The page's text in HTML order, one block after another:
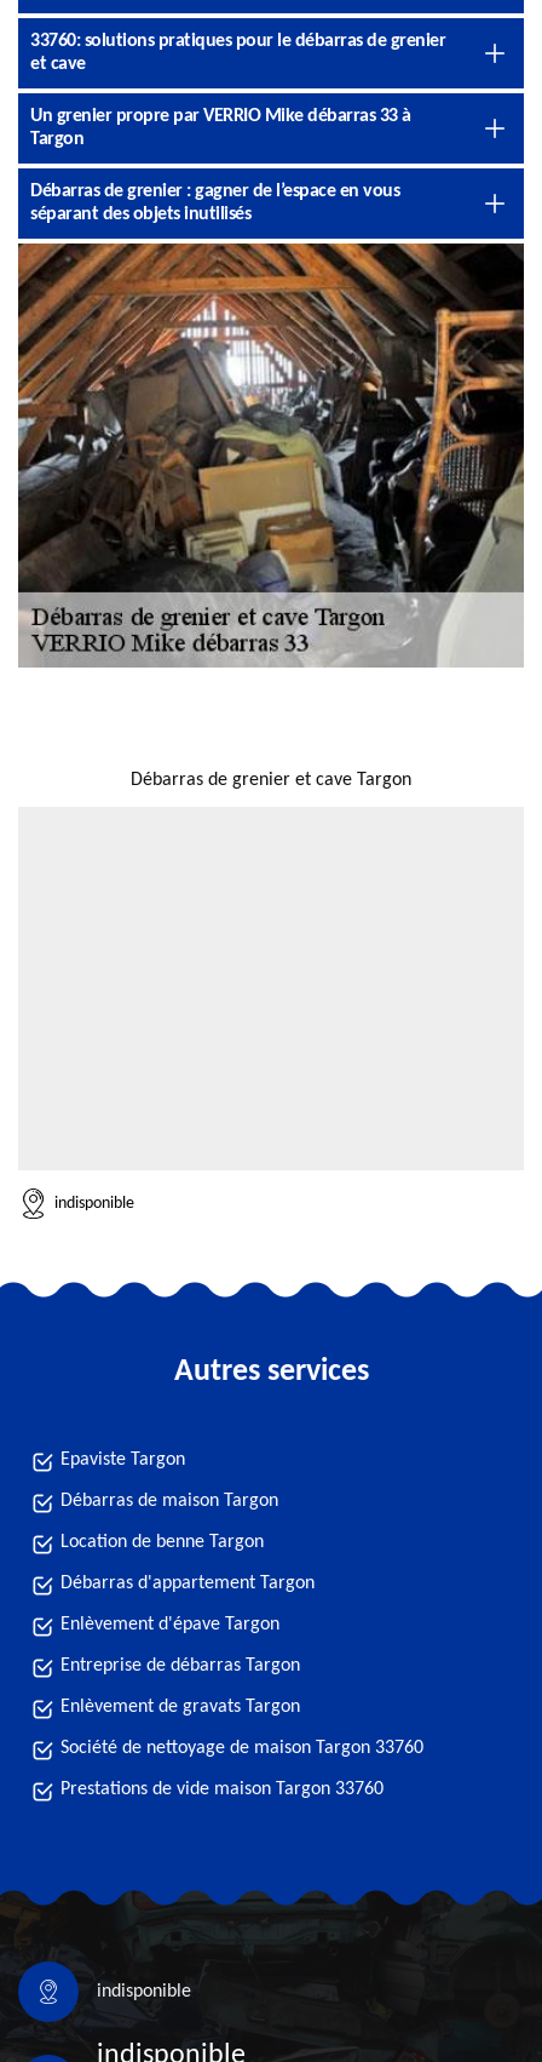
33760: solutions pratiques pour le débarras de grenier
et cave
Un grenier propre par VERRIO Mike débarras 33 à
Targon
Débarras de grenier : gagner de l’espace en vous
séparant des objets inutilisés
Débarras de grenier et cave Targon
indisponible
Autres services
Epaviste Targon
Débarras de maison Targon
Location de benne Targon
Débarras d'appartement Targon
Enlèvement d'épave Targon
Entreprise de débarras Targon
Enlèvement de gravats Targon
Société de nettoyage de maison Targon 33760
Prestations de vide maison Targon 33760
indisponible
indisponible